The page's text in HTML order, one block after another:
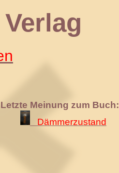
Letzte Meinung zum Buch:
Dämmerzustand